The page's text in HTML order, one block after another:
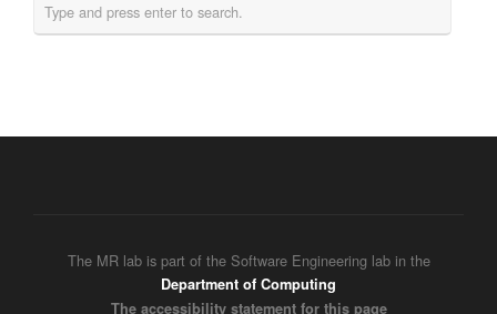
The MR lab is part of the Software Engineering lab in the
Department of Computing
The accessibility statement for this page